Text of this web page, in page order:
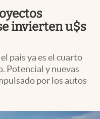
invierten u$s
país ya es el cuarto
Potencial y nuevas
por los autos